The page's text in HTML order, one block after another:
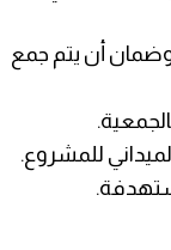
وضمان أن يتم جمع
للمشروع.